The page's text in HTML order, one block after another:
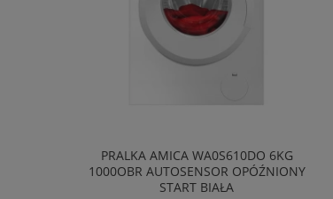
PRALKA AMICA WA0S610DO 6KG
1000OBR AUTOSENSOR OPÓŹNIONY
START BIAŁA